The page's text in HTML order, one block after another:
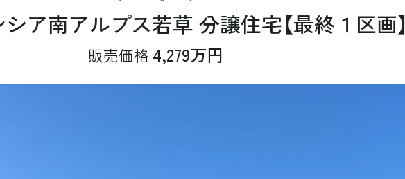
ア南アルプス若草 分譲住宅【最終１区画】
販売価格 4,279万円